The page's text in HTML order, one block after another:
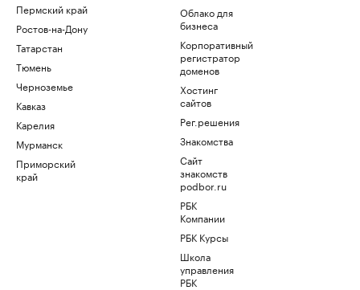
Пермский край
Ростов-на-Дону
Татарстан
Тюмень
Черноземье
Кавказ
Карелия
Мурманск
Приморский
край
Облако для
бизнеса
Корпоративный
регистратор
доменов
Хостинг
сайтов
Рег.решения
Знакомства
Сайт
знакомств
podbor.ru
РБК
Компании
РБК Курсы
Школа
управления
РБК